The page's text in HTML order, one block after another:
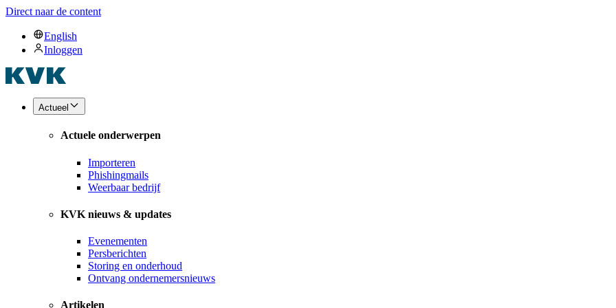
Direct naar de content
English
Inloggen
Actueel
Actuele onderwerpen
Importeren
Phishingmails
Weerbaar bedrijf
KVK nieuws & updates
Evenementen
Persberichten
Storing en onderhoud
Ontvang ondernemersnieuws
Artikelen